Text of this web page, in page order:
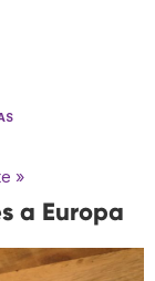
»
a Europa